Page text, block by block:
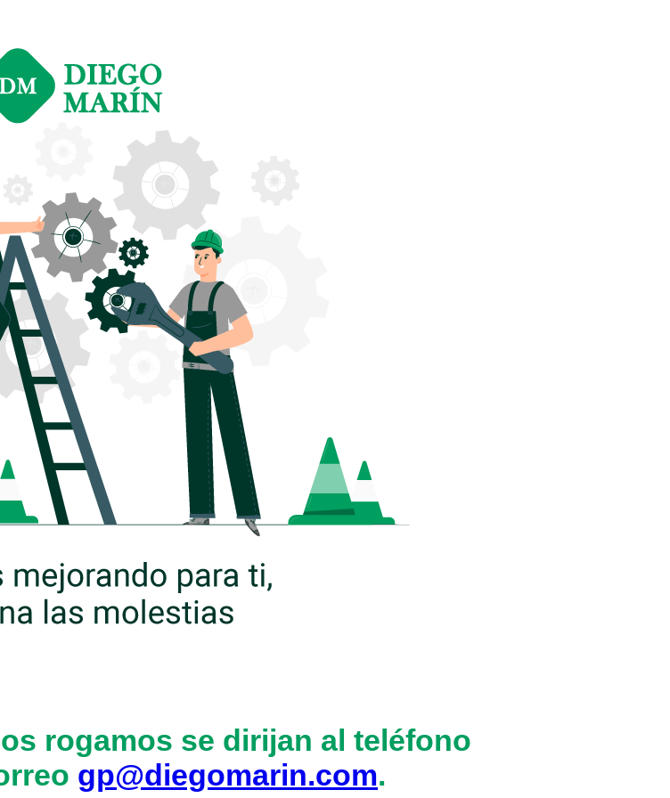
rogamos se dirijan al teléfono
gp@diegomarin.com.